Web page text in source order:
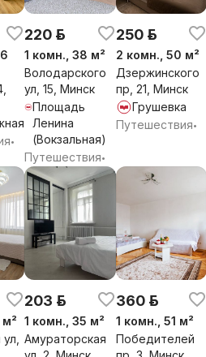
•
220 р.
1 комн., 38 м²
Володарского
ул, 15, Минск
Площадь
Ленина
(Вокзальная)
Путешествия•
250 р.
2 комн., 50 м²
Дзержинского
пр, 21, Минск
Грушевка
Путешествия•
203 р.
1 комн., 35 м²
Амураторская
360 р.
1 комн., 51 м²
Победителей